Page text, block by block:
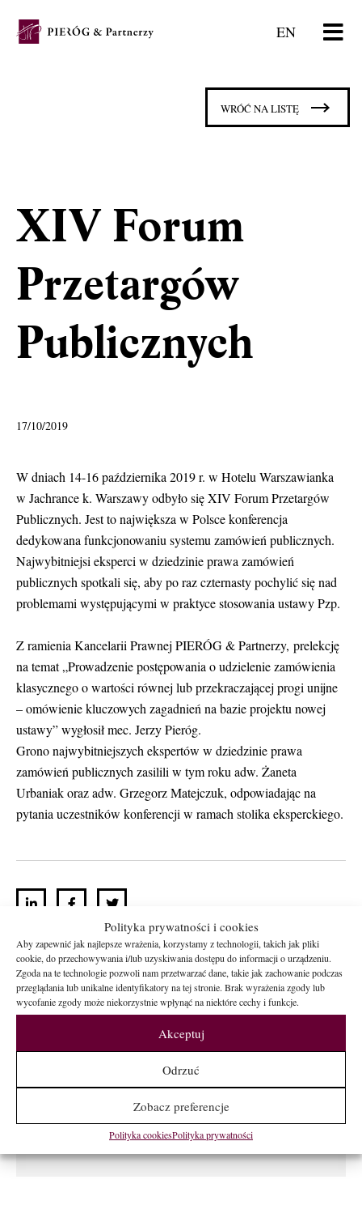
Polityka prywatności i cookies
Aby zapewnić jak najlepsze wrażenia, korzystamy z technologii, takich jak pliki
cookie, do przechowywania i/lub uzyskiwania dostępu do informacji o urządzeniu.
Zgoda na te technologie pozwoli nam przetwarzać dane, takie jak zachowanie podczas
przeglądania lub unikalne identyfikatory na tej stronie. Brak wyrażenia zgody lub
wycofanie zgody może niekorzystnie wpłynąć na niektóre cechy i funkcje.
Akceptuj
Odrzuć
Zobacz preferencje
Polityka cookiesPolityka prywatności
EN
XIV Forum
Przetargów
Publicznych
WRÓĆ NA LISTĘ
17/10/2019
W dniach 14-16 października 2019 r. w Hotelu Warszawianka
w Jachrance k. Warszawy odbyło się XIV Forum Przetargów
Publicznych. Jest to największa w Polsce konferencja
dedykowana funkcjonowaniu systemu zamówień publicznych.
Najwybitniejsi eksperci w dziedzinie prawa zamówień
publicznych spotkali się, aby po raz czternasty pochylić się nad
problemami występującymi w praktyce stosowania ustawy Pzp.
Z ramienia Kancelarii Prawnej PIERÓG & Partnerzy, prelekcję
na temat „Prowadzenie postępowania o udzielenie zamówienia
klasycznego o wartości równej lub przekraczającej progi unijne
– omówienie kluczowych zagadnień na bazie projektu nowej
ustawy” wygłosił mec. Jerzy Pieróg.
Grono najwybitniejszych ekspertów w dziedzinie prawa
zamówień publicznych zasilili w tym roku adw. Żaneta
Urbaniak oraz adw. Grzegorz Matejczuk, odpowiadając na
pytania uczestników konferencji w ramach stolika eksperckiego.
Chcesz rozpocząć
współpracę z
kancelarią?
SKONTAKTUJ SIĘ Z NAMI